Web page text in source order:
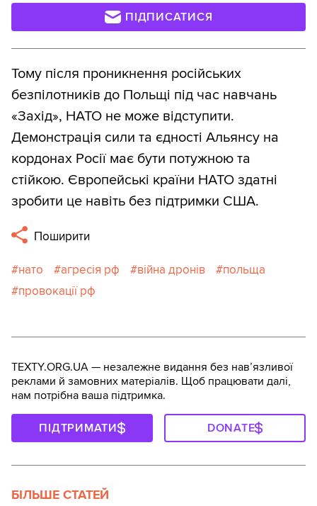
ПІДПИСАТИСЯ
Тому після проникнення російських
безпілотників до Польщі під час навчань
«Захід», НАТО не може відступити.
Демонстрація сили та єдності Альянсу на
кордонах Росії має бути потужною та
стійкою. Європейські країни НАТО здатні
зробити це навіть без підтримки США.
Поширити
нато агресія рф війна дронів
польща
провокації рф
TEXTY.ORG.UA — незалежне видання без навʼязливої
реклами й замовних матеріалів. Щоб працювати далі,
нам потрібна ваша підтримка.
ПІДТРИМАТИ DONATE
БІЛЬШЕ СТАТЕЙ